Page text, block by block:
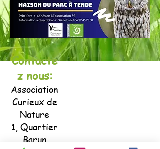
Contacte
z nous:
Association
Curieux de
Nature
1, Quartier
Barun